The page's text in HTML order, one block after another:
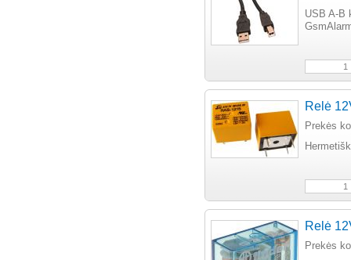
USB A-B
Relė
Prekės
Relė
Prekės